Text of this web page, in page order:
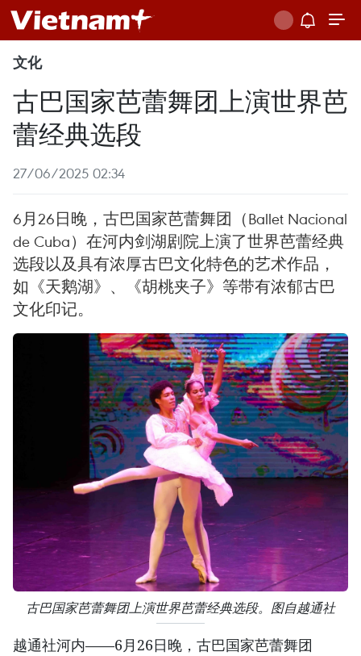
文化
古巴国家芭蕾舞团上演世界芭
蕾经典选段
27/06/2025 02:34
6月26日晚，古巴国家芭蕾舞团（Ballet Nacional
de Cuba）在河内剑湖剧院上演了世界芭蕾经典
选段以及具有浓厚古巴文化特色的艺术作品，
如《天鹅湖》、《胡桃夹子》等带有浓郁古巴
文化印记。
古巴国家芭蕾舞团上演世界芭蕾经典选段。图自越通社
越通社河内——6月26日晚，古巴国家芭蕾舞团